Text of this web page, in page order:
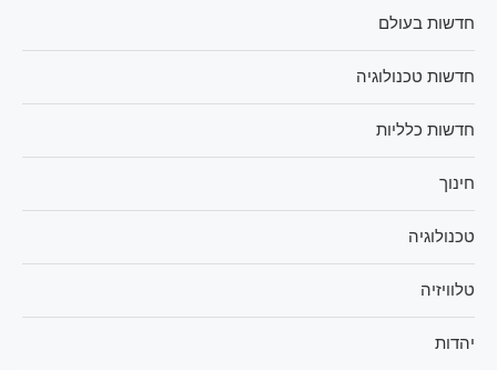
חדשות בעולם
חדשות טכנולוגיה
חדשות כלליות
חינוך
טכנולוגיה
טלוויזיה
יהדות